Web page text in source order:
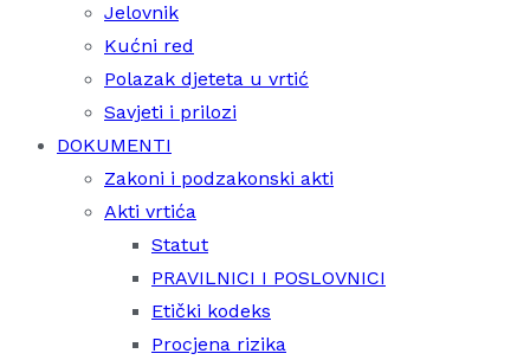
Jelovnik
Kućni red
Polazak djeteta u vrtić
Savjeti i prilozi
DOKUMENTI
Zakoni i podzakonski akti
Akti vrtića
Statut
PRAVILNICI I POSLOVNICI
Etički kodeks
Procjena rizika